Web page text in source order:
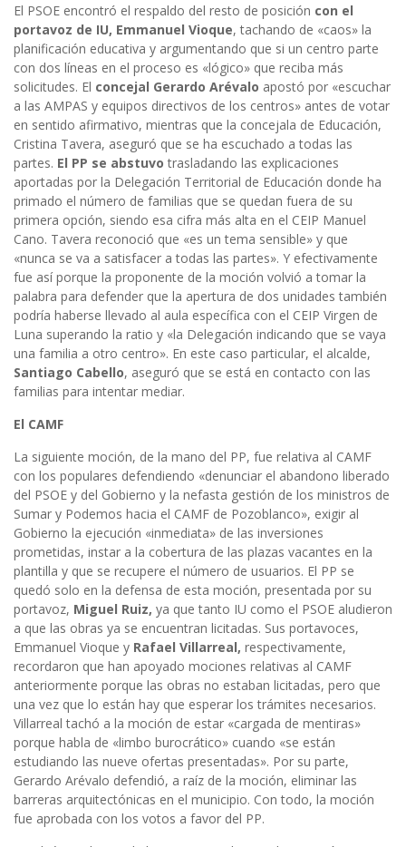
El PSOE encontró el respaldo del resto de posición con el
portavoz de IU, Emmanuel Vioque, tachando de «caos» la
planificación educativa y argumentando que si un centro parte
con dos líneas en el proceso es «lógico» que reciba más
solicitudes. El concejal Gerardo Arévalo apostó por «escuchar
a las AMPAS y equipos directivos de los centros» antes de votar
en sentido afirmativo, mientras que la concejala de Educación,
Cristina Tavera, aseguró que se ha escuchado a todas las
partes. El PP se abstuvo trasladando las explicaciones
aportadas por la Delegación Territorial de Educación donde ha
primado el número de familias que se quedan fuera de su
primera opción, siendo esa cifra más alta en el CEIP Manuel
Cano. Tavera reconoció que «es un tema sensible» y que
«nunca se va a satisfacer a todas las partes». Y efectivamente
fue así porque la proponente de la moción volvió a tomar la
palabra para defender que la apertura de dos unidades también
podría haberse llevado al aula específica con el CEIP Virgen de
Luna superando la ratio y «la Delegación indicando que se vaya
una familia a otro centro». En este caso particular, el alcalde,
Santiago Cabello, aseguró que se está en contacto con las
familias para intentar mediar.
El CAMF
La siguiente moción, de la mano del PP, fue relativa al CAMF
con los populares defendiendo «denunciar el abandono liberado
del PSOE y del Gobierno y la nefasta gestión de los ministros de
Sumar y Podemos hacia el CAMF de Pozoblanco», exigir al
Gobierno la ejecución «inmediata» de las inversiones
prometidas, instar a la cobertura de las plazas vacantes en la
plantilla y que se recupere el número de usuarios. El PP se
quedó solo en la defensa de esta moción, presentada por su
portavoz, Miguel Ruiz, ya que tanto IU como el PSOE aludieron
a que las obras ya se encuentran licitadas. Sus portavoces,
Emmanuel Vioque y Rafael Villarreal, respectivamente,
recordaron que han apoyado mociones relativas al CAMF
anteriormente porque las obras no estaban licitadas, pero que
una vez que lo están hay que esperar los trámites necesarios.
Villarreal tachó a la moción de estar «cargada de mentiras»
porque habla de «limbo burocrático» cuando «se están
estudiando las nueve ofertas presentadas». Por su parte,
Gerardo Arévalo defendió, a raíz de la moción, eliminar las
barreras arquitectónicas en el municipio. Con todo, la moción
fue aprobada con los votos a favor del PP.